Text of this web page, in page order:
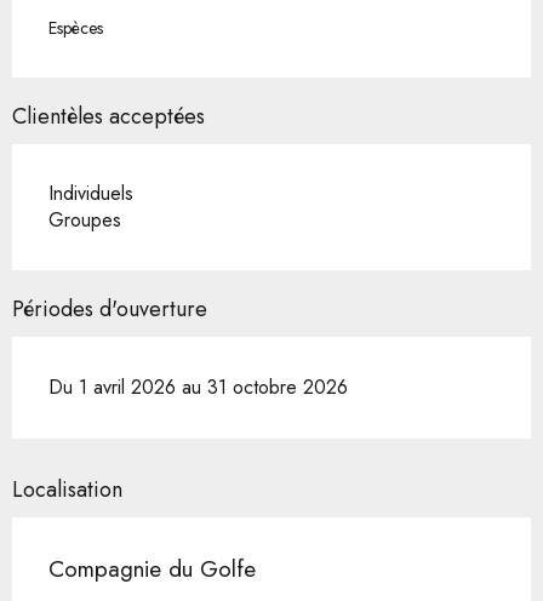
Espèces
Clientèles acceptées
Individuels
Groupes
Périodes d'ouverture
Du 1 avril 2026 au 31 octobre 2026
Localisation
Compagnie du Golfe